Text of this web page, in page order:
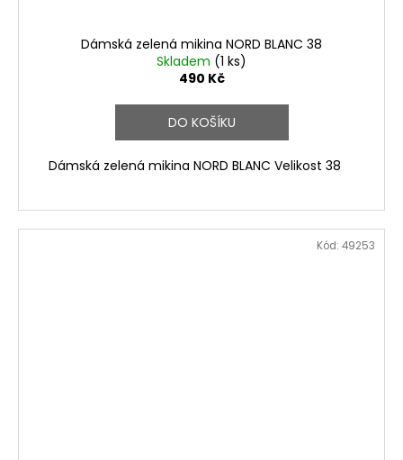
Dámská zelená mikina NORD BLANC 38
Skladem (1 ks)
490 Kč
DO KOŠÍKU
Dámská zelená mikina NORD BLANC Velikost 38
Kód: 49253